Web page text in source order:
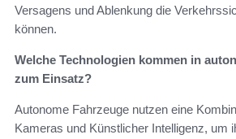
Versagens und Ablenkung die
können.
Welche Technologien kommen in
zum Einsatz?
Autonome Fahrzeuge nutzen eine
Kameras und Künstlicher Intelligenz, um